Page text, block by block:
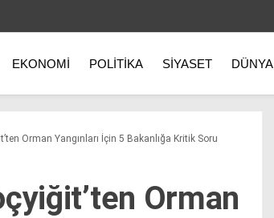
EKONOMI POLITIKA SIYASET DÜNYA
Orman Yangınları İçin 5 Bakanlığa Kritik Soru
Orman